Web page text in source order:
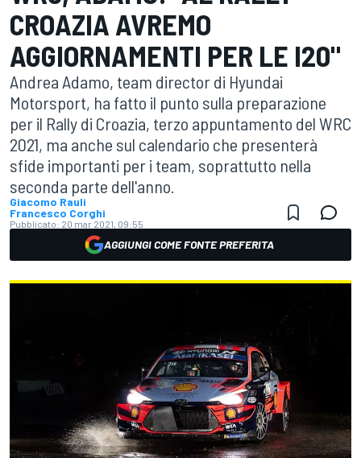
CROAZIA AVREMO
AGGIORNAMENTI PER LE I20"
Andrea Adamo, team director di Hyundai
Motorsport, ha fatto il punto sulla preparazione
per il Rally di Croazia, terzo appuntamento del WRC
2021, ma anche sul calendario che presenterà
sfide importanti per i team, soprattutto nella
seconda parte dell'anno.
Giacomo Rauli
Francesco Corghi
Pubblicato: 20 mar 2021, 09:55
AGGIUNGI COME FONTE PREFERITA